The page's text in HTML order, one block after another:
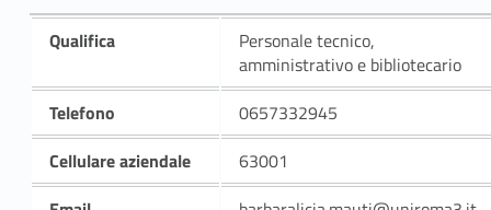
Qualifica
Personale tecnico,
amministrativo e bibliotecario
Telefono
0657332945
Cellulare aziendale
63001